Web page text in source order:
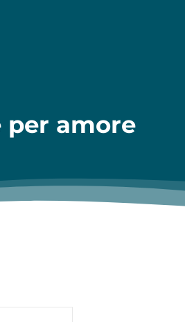
per amore